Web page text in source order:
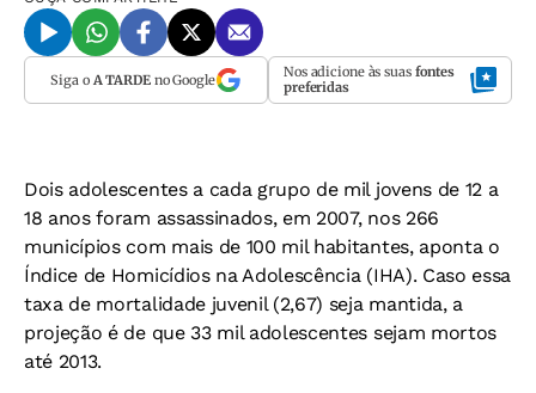
Siga o A TARDEno Google Nos adicione às suas fontes
preferidas
Dois adolescentes a cada grupo de mil jovens de 12 a
18 anos foram assassinados, em 2007, nos 266
municípios com mais de 100 mil habitantes, aponta o
Índice de Homicídios na Adolescência (IHA). Caso essa
taxa de mortalidade juvenil (2,67) seja mantida, a
projeção é de que 33 mil adolescentes sejam mortos
até 2013.